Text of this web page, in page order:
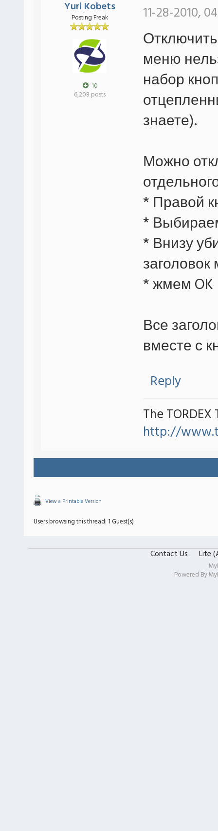
Yuri Kobets
Posting Freak
10
6,208 posts
11-28-2010,
меню
набор
знаете).
Можно
* Правой
*
* Внизу
* жмем OK
Все
вместе с
Reply
The TORDEX
http://
View a Printable Version
Users browsing this thread: 1 Guest(s)
Contact Us Lite
Powered By